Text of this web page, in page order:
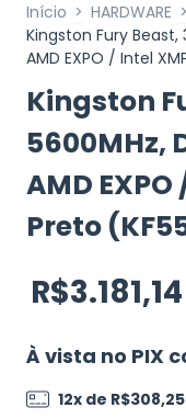
Início > HARDWARE >
Kingston Fury Beast,
AMD EXPO / Intel
Kingston
5600MHz,
AMD
Preto
R$3.181,14
À vista no PIX
12x de R$308,25